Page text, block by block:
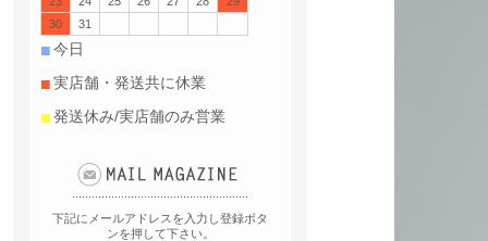
30
31
■ 今日
■ 実店舗・発送共に休業
■ 発送休み/実店舗のみ営業
下記にメールアドレスを入力し登録ボタ
ンを押して下さい。